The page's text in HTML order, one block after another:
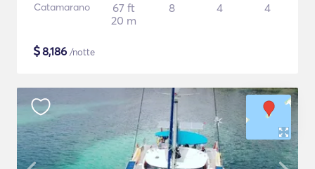
Catamarano
67 ft
20 m
8 4 4
$8,186 /notte